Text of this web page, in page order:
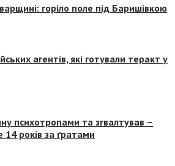
горіло поле під Баришівкою
агентів, які готували теракт у
психотропами та згвалтував –
років за ґратами